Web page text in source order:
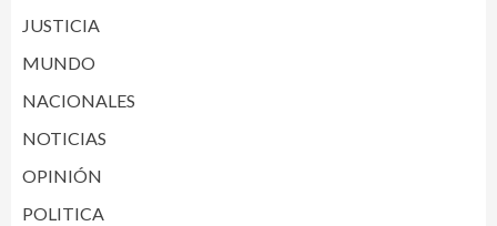
JUSTICIA
MUNDO
NACIONALES
NOTICIAS
OPINIÓN
POLITICA